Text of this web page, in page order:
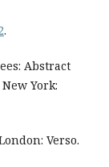
.
Abstract
York:
Verso.